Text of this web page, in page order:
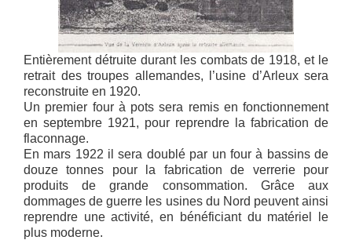
Entièrement détruite durant les combats de 1918, et le
retrait des troupes allemandes, l’usine d’Arleux sera
reconstruite en 1920.
Un premier four à pots sera remis en fonctionnement
en septembre 1921, pour reprendre la fabrication de
flaconnage.
En mars 1922 il sera doublé par un four à bassins de
douze tonnes pour la fabrication de verrerie pour
produits de grande consommation. Grâce aux
dommages de guerre les usines du Nord peuvent ainsi
reprendre une activité, en bénéficiant du matériel le
plus moderne.